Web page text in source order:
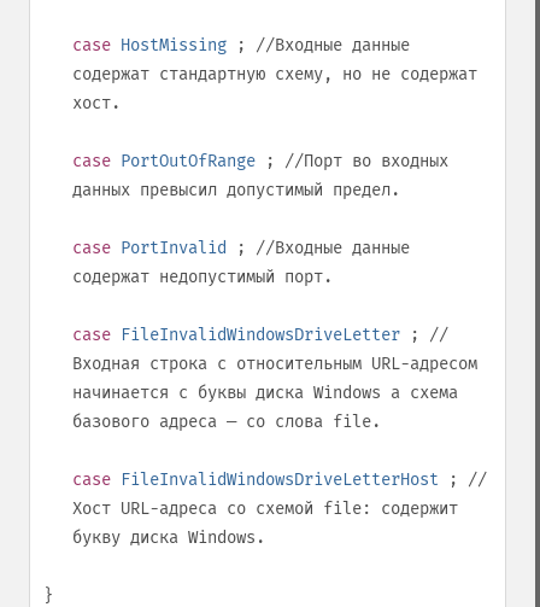
case HostMissing ; //Входные данные
содержат стандартную схему, но не содержат
хост.
case PortOutOfRange ; //Порт во входных
данных превысил допустимый предел.
case PortInvalid
; //Входные данные
содержат недопустимый порт.
case FileInvalidWindowsDriveLetter ; //
Входная строка с относительным URL-адресом
начинается с буквы диска Windows а схема
базового адреса — со слова file.
case FileInvalidWindowsDriveLetterHost ; //
Хост URL-адреса со схемой file:
содержит
букву диска Windows.
}